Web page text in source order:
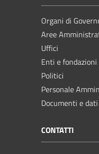
Organi di
Aree
Uffici
Enti e fondazioni
Politici
Personale
Documenti e dati
CONTATTI